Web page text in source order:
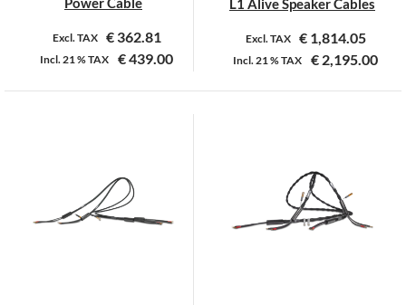
Excl. TAX €362.81
Incl.21 %TAX €439.00
Dit
variaties.
Deze
optie
L1 Alive Speaker Cables
Excl. TAX €1,814.05
Incl.21 %TAX € 2,195.00
Dit
variaties.
Deze
optie